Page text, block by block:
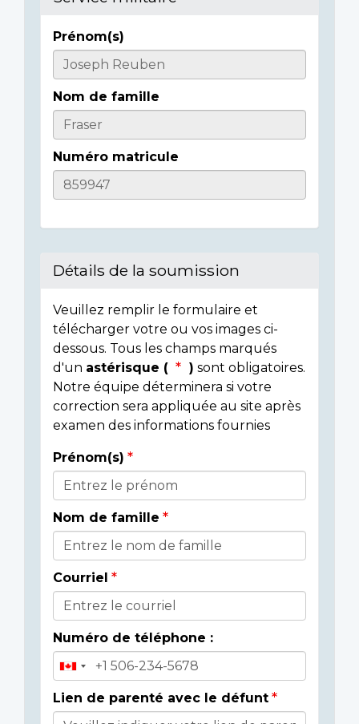
Casualty
Details
Prénom(s)
Nom de famille
Numéro matricule
Détails de la soumission
Veuillez remplir le formulaire et
télécharger votre ou vos images ci-
dessous. Tous les champs marqués
d'un astérisque ( ) sont obligatoires.
Notre équipe déterminera si votre
correction sera appliquée au site après
examen des informations fournies
Donor
Details
Prénom(s)
Nom de famille
Courriel
Numéro de téléphone :
Lien de parenté avec le défunt